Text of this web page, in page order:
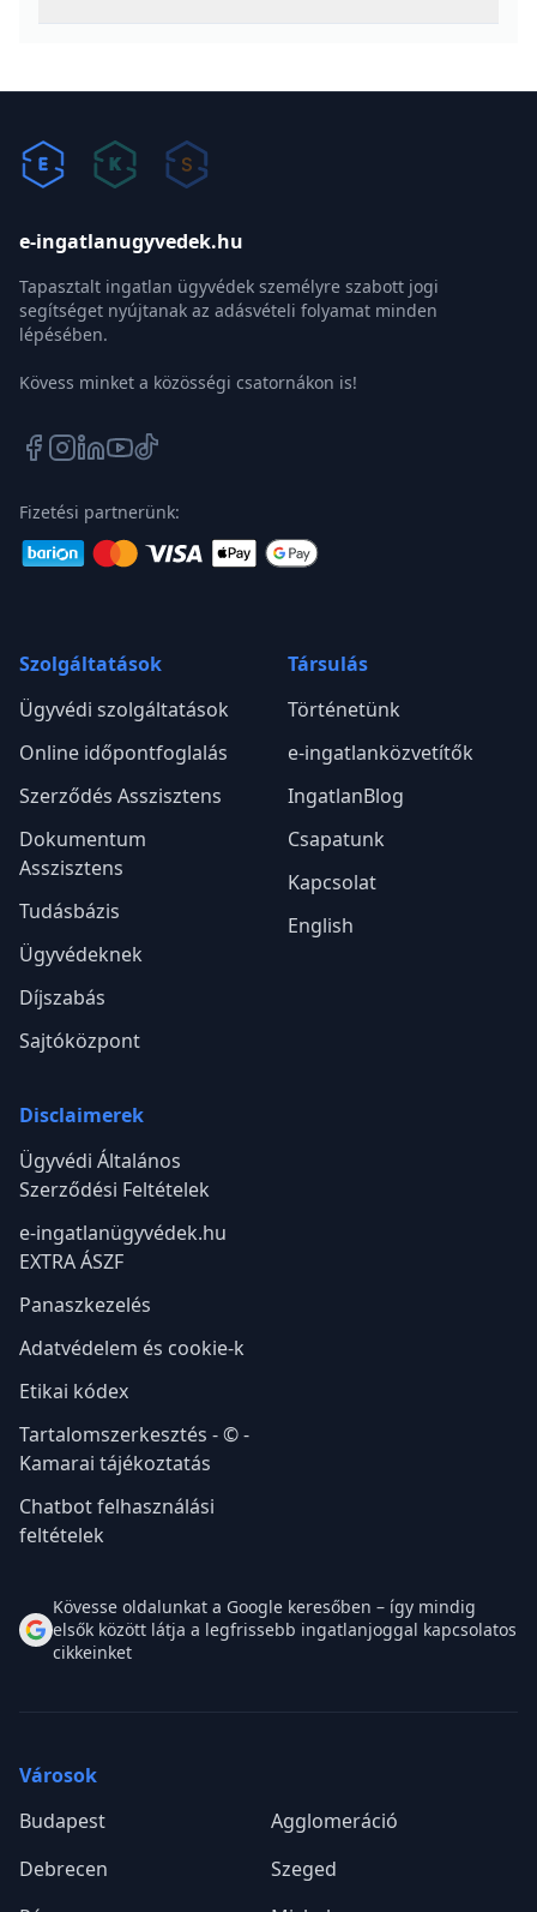
e-ingatlanugyvedek.hu
Tapasztalt ingatlan ügyvédek személyre szabott jogi
segítséget nyújtanak az adásvételi folyamat minden
lépésében.
Kövess minket a közösségi csatornákon is!
Fizetési partnerünk:
Szolgáltatások
Ügyvédi szolgáltatások
Online időpontfoglalás
Szerződés Asszisztens
Dokumentum
Asszisztens
Tudásbázis
Ügyvédeknek
Díjszabás
Sajtóközpont
Társulás
Történetünk
e-ingatlanközvetítők
IngatlanBlog
Csapatunk
Kapcsolat
English
Disclaimerek
Ügyvédi Általános
Szerződési Feltételek
e-ingatlanügyvédek.hu
EXTRA ÁSZF
Panaszkezelés
Adatvédelem és cookie-k
Etikai kódex
Tartalomszerkesztés - © -
Kamarai tájékoztatás
Chatbot felhasználási
feltételek
Kövesse oldalunkat a Google keresőben – így mindig
elsők között látja a legfrissebb ingatlanjoggal kapcsolatos
cikkeinket
Városok
Budapest
Agglomeráció
Debrecen
Szeged